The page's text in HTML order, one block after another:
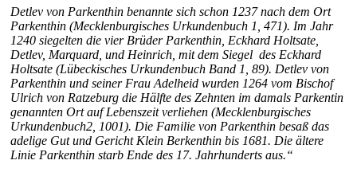
Detlev von Parkenthin benannte sich schon 1237 nach dem Ort
Parkenthin (Mecklenburgisches Urkundenbuch 1, 471). Im Jahr
1240 siegelten die vier Brüder Parkenthin, Eckhard Holtsate,
Detlev, Marquard, und Heinrich, mit dem Siegel des Eckhard
Holtsate (Lübeckisches Urkundenbuch Band 1, 89). Detlev von
Parkenthin und seiner Frau Adelheid wurden 1264 vom Bischof
Ulrich von Ratzeburg die Hälfte des Zehnten im damals Parkentin
genannten Ort auf Lebenszeit verliehen (Mecklenburgisches
Urkundenbuch2, 1001). Die Familie von Parkenthin besaß das
adelige Gut und Gericht Klein Berkenthin bis 1681. Die ältere
Linie Parkenthin starb Ende des 17. Jahrhunderts aus.“